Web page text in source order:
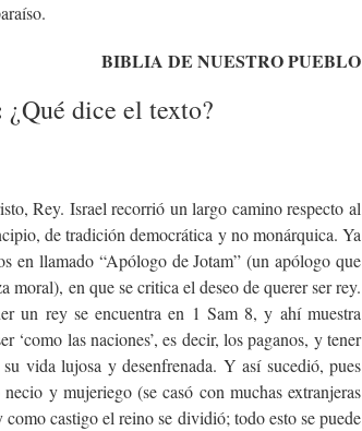
BIBLIA DE NUESTRO PUEBLO
¿Qué dice el texto?
Rey. Israel recorrió un largo camino respecto al
de tradición democrática y no monárquica. Ya
en llamado “Apólogo de Jotam” (un apólogo que
moral), en que se critica el deseo de querer ser rey.
un rey se encuentra en 1 Sam 8, y ahí muestra
‘como las naciones’, es decir, los paganos, y tener
vida lujosa y desenfrenada. Y así sucedió, pues
y mujeriego (se casó con muchas extranjeras
castigo el reino se dividió; todo esto se puede